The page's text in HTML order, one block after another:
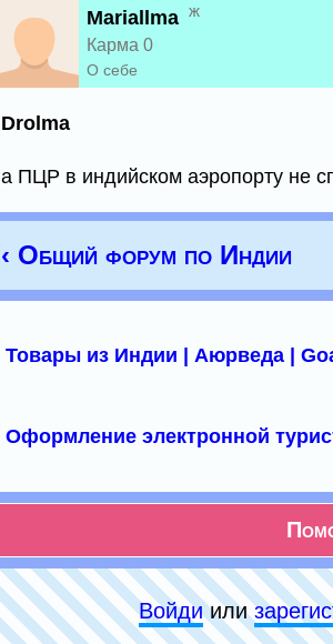
Mariallma ж
Карма 0
О себе
Drolma
а ПЦР в индийском аэропорту не
‹ Общий форум по Индии
Товары из Индии | Аюрведа |
Оформление электронной
Войдиили